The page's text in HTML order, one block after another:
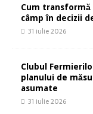
Cum
câmp în decizii
31 iulie 2026
Clubul
planului de
asumate
31 iulie 2026